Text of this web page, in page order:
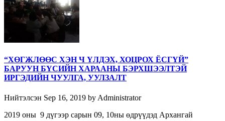
“ХӨГЖЛӨӨС ХЭН Ч ҮЛДЭХ, ХОЦРОХ ЁСГҮЙ”
БАРУУН БҮСИЙН ХАРААНЫ БЭРХШЭЭЛТЭЙ
ИРГЭДИЙН ЧУУЛГА, УУЛЗАЛТ
Нийтэлсэн Sep 16, 2019 by Administrator
2019 оны 9 дүгээр сарын 09, 10ны өдрүүдэд Архангай